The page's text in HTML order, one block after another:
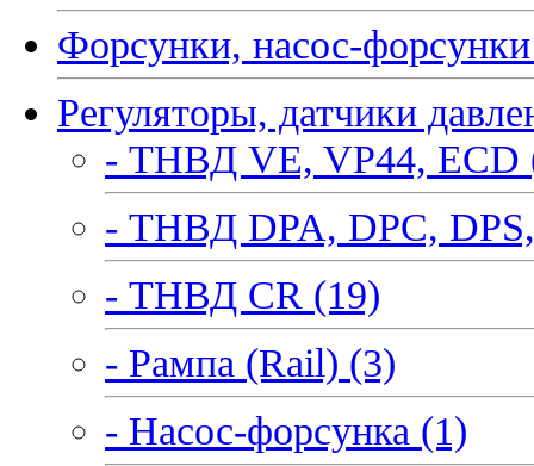
Форсунки, насос-
Регуляторы, датчики
- ТНВД VE, VP44, ECD
- ТНВД DPA, DPC,
- ТНВД CR (19)
- Рампа (Rail) (3)
- Насос-форсунка (1)